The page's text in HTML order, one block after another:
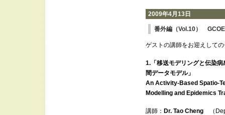
2009年4月13日
番外編（Vol.10）
ゲストの講師をお迎えして
1.「移送モデリングと伝染
間データモデル」
An Activity-Based Spatio-
Modelling and Epidemics
講師： Dr. Tao Cheng （